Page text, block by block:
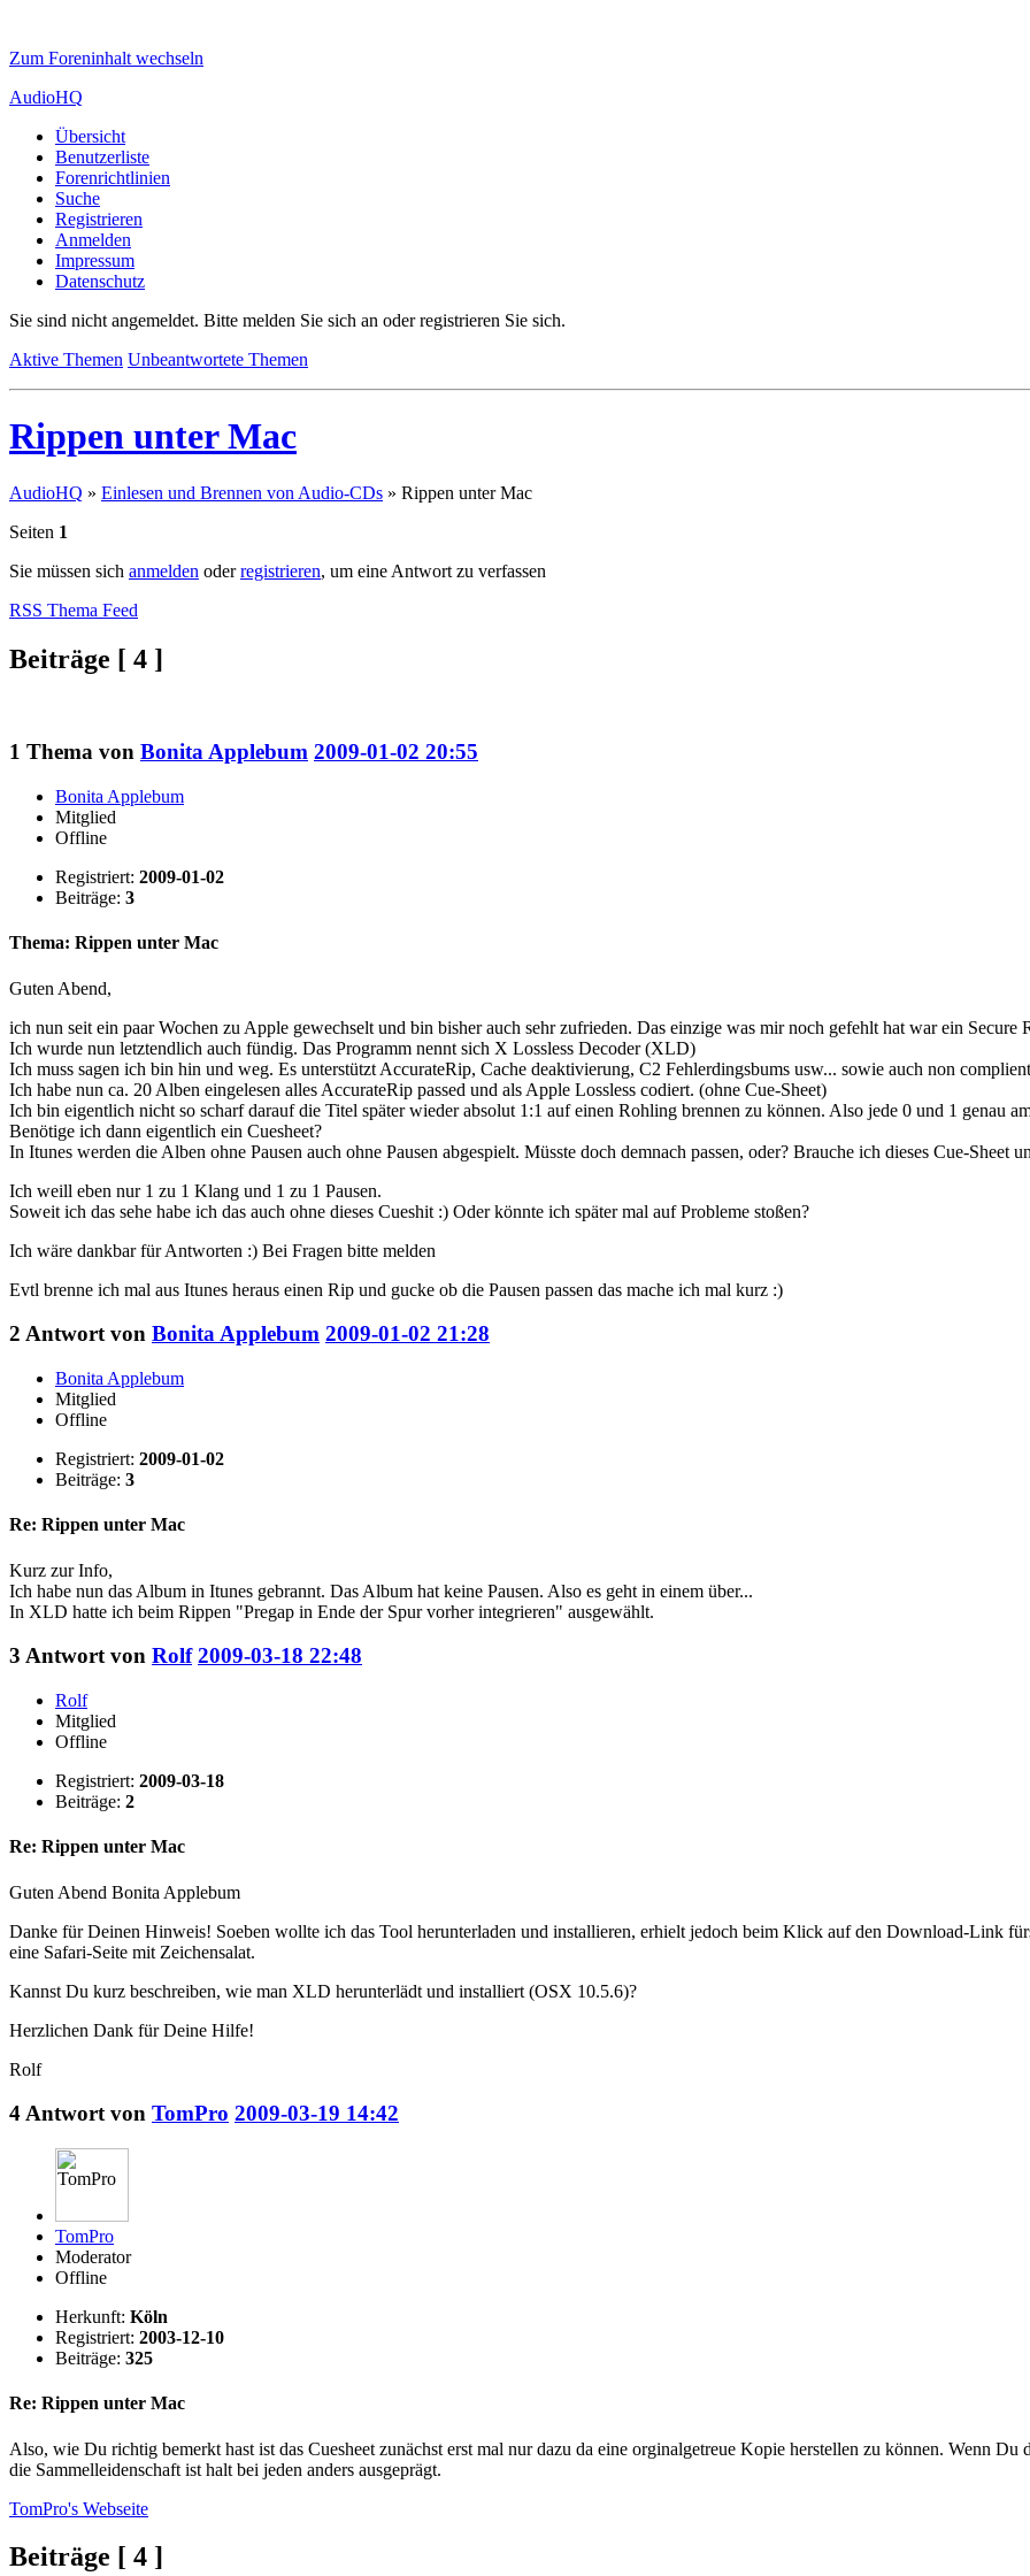
Zum Foreninhalt wechseln
AudioHQ
Übersicht
Benutzerliste
Forenrichtlinien
Suche
Registrieren
Anmelden
Impressum
Datenschutz
Sie sind nicht angemeldet. Bitte melden Sie sich an oder registrieren Sie sich.
Aktive Themen Unbeantwortete Themen
Rippen unter Mac
AudioHQ » Einlesen und Brennen von Audio-CDs » Rippen unter Mac
Seiten 1
Sie müssen sich anmelden oderregistrieren, um eine Antwort zu verfassen
RSS Thema Feed
Beiträge [ 4 ]
1 Thema von Bonita Applebum 2009-01-02 20:55
Bonita Applebum
Mitglied
Offline
Registriert: 2009-01-02
Beiträge: 3
Thema: Rippen unter Mac
Guten Abend,
ich nun seit ein paar Wochen zu Apple gewechselt und bin bisher auch sehr zufrieden. Das einzige was mir noch gefehlt hat war ein
Ich wurde nun letztendlich auch fündig. Das Programm nennt sich X Lossless Decoder (XLD)
Ich muss sagen ich bin hin und weg. Es unterstützt AccurateRip, Cache deaktivierung, C2 Fehlerdingsbums usw... sowie auch non
Ich habe nun ca. 20 Alben eingelesen alles AccurateRip passed und als Apple Lossless codiert. (ohne Cue-Sheet)
Ich bin eigentlich nicht so scharf darauf die Titel später wieder absolut 1:1 auf einen Rohling brennen zu können. Also jede 0 und 1 genau
Benötige ich dann eigentlich ein Cuesheet?
In Itunes werden die Alben ohne Pausen auch ohne Pausen abgespielt. Müsste doch demnach passen, oder? Brauche ich dieses Cue-Sheet
Ich weill eben nur 1 zu 1 Klang und 1 zu 1 Pausen.
Soweit ich das sehe habe ich das auch ohne dieses Cueshit :) Oder könnte ich später mal auf Probleme stoßen?
Ich wäre dankbar für Antworten :) Bei Fragen bitte melden
Evtl brenne ich mal aus Itunes heraus einen Rip und gucke ob die Pausen passen das mache ich mal kurz :)
2 Antwort von Bonita Applebum 2009-01-02 21:28
Bonita Applebum
Mitglied
Offline
Registriert: 2009-01-02
Beiträge: 3
Re: Rippen unter Mac
Kurz zur Info,
Ich habe nun das Album in Itunes gebrannt. Das Album hat keine Pausen. Also es geht in einem über...
In XLD hatte ich beim Rippen "Pregap in Ende der Spur vorher integrieren" ausgewählt.
3 Antwort von Rolf 2009-03-18 22:48
Rolf
Mitglied
Offline
Registriert: 2009-03-18
Beiträge: 2
Re: Rippen unter Mac
Guten Abend Bonita Applebum
Danke für Deinen Hinweis! Soeben wollte ich das Tool herunterladen und installieren, erhielt jedoch beim Klick auf den Download-Link
eine Safari-Seite mit Zeichensalat.
Kannst Du kurz beschreiben, wie man XLD herunterlädt und installiert (OSX 10.5.6)?
Herzlichen Dank für Deine Hilfe!
Rolf
4Antwort von TomPro 2009-03-19 14:42
TomPro
Moderator
Offline
Herkunft: Köln
Registriert: 2003-12-10
Beiträge: 325
Re: Rippen unter Mac
Also, wie Du richtig bemerkt hast ist das Cuesheet zunächst erst mal nur dazu da eine orginalgetreue Kopie herstellen zu können. Wenn
die Sammelleidenschaft ist halt bei jeden anders ausgeprägt.
TomPro's Webseite
Beiträge [ 4 ]